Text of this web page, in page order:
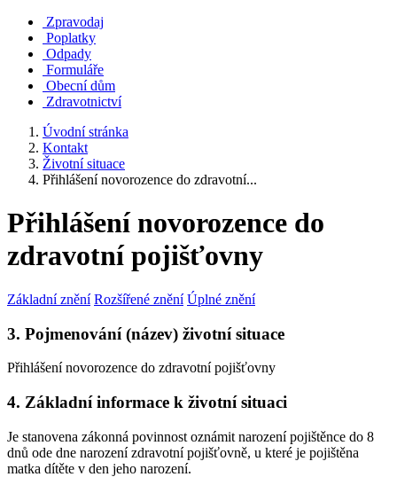
Zpravodaj
Poplatky
Odpady
Formuláře
Obecní dům
Zdravotnictví
Úvodní stránka
Kontakt
Životní situace
Přihlášení novorozence do zdravotní...
Přihlášení novorozence do
zdravotní pojišťovny
Základní znění Rozšířené znění Úplné znění
3. Pojmenování (název) životní situace
Přihlášení novorozence do zdravotní pojišťovny
4. Základní informace k životní situaci
Je stanovena zákonná povinnost oznámit narození pojištěnce do 8
dnů ode dne narození zdravotní pojišťovně, u které je pojištěna
matka dítěte v den jeho narození.